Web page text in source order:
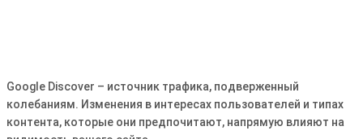
Google Discover – источник трафика, подверженный
колебаниям․ Изменения в интересах пользователей и типах
контента, которые они предпочитают, напрямую влияют на